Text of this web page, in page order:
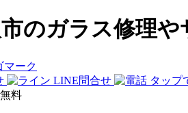
のガラス修理
LINE問合せ タップ